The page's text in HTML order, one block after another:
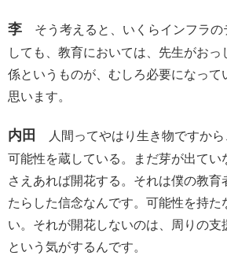
李 そう考えると、いくらインフラの
しても、教育においては、先生がおっ
係というものが、むしろ必要になって
思います。
内田
人間ってやはり生き物ですから
可能性を蔵している。まだ芽が出てい
さえあれば開花する。それは僕の教育
たらした信念なんです。可能性を持た
い。それが開花しないのは、周りの支
という気がするんです。